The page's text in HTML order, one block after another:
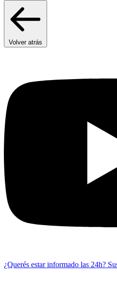
Volver atrás
¿Querés estar informado las 24h?